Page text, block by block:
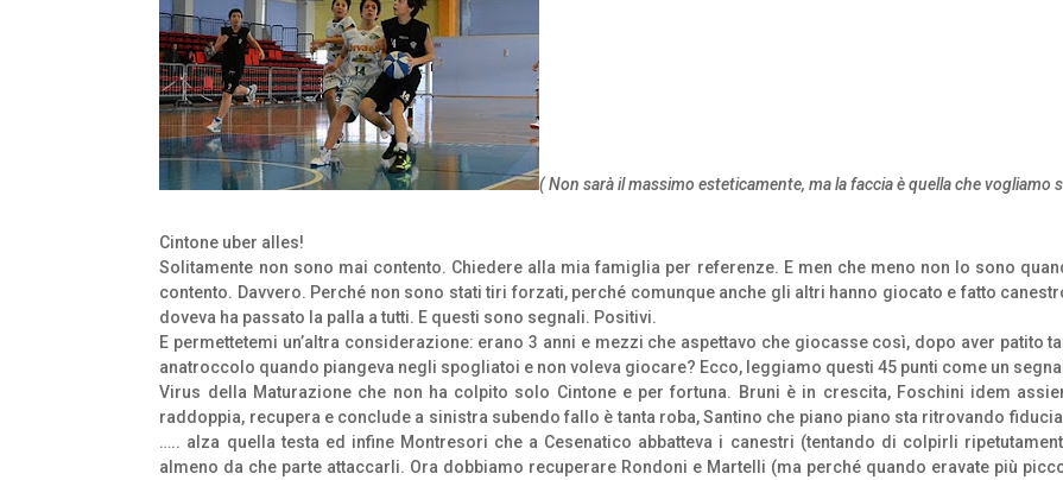
( Non sarà il massimo esteticamente, ma la faccia è quella che vogliamo
Cintone uber alles!
Solitamente non sono mai contento. Chiedere alla mia famiglia per referenze. E men che meno non lo sono
contento. Davvero. Perché non sono stati tiri forzati, perché comunque anche gli altri hanno giocato e fatto
doveva ha passato la palla a tutti. E questi sono segnali. Positivi.
E permettetemi un’altra considerazione: erano 3 anni e mezzi che aspettavo che giocasse così, dopo aver patito
anatroccolo quando piangeva negli spogliatoi e non voleva giocare? Ecco, leggiamo questi 45 punti come un
Virus della Maturazione che non ha colpito solo Cintone e per fortuna. Bruni è in crescita, Foschini idem
raddoppia, recupera e conclude a sinistra subendo fallo è tanta roba, Santino che piano piano sta ritrovando
….. alza quella testa ed infine Montresori che a Cesenatico abbatteva i canestri (tentando di colpirli
almeno da che parte attaccarli. Ora dobbiamo recuperare Rondoni e Martelli (ma perché quando eravate più